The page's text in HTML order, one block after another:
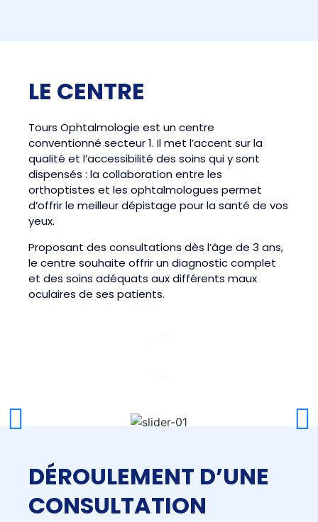
LE CENTRE
Tours Ophtalmologie est un centre
conventionné secteur 1. Il met l’accent sur la
qualité et l’accessibilité des soins qui y sont
dispensés : la collaboration entre les
orthoptistes et les ophtalmologues permet
d’offrir le meilleur dépistage pour la santé de vos
yeux.
Proposant des consultations dès l’âge de 3 ans,
le centre souhaite offrir un diagnostic complet
et des soins adéquats aux différents maux
oculaires de ses patients.
DÉROULEMENT D’UNE
CONSULTATION